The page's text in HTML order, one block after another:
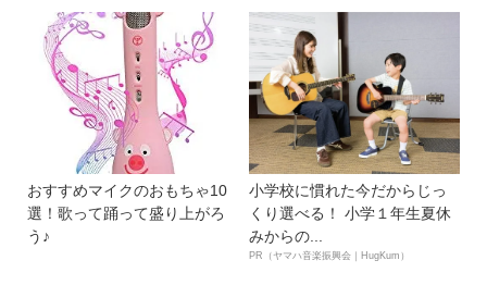
おすすめマイクのおもちゃ10
選！歌って踊って盛り上がろ
う♪
小学校に慣れた今だからじっ
くり選べる！ 小学１年生夏休
みからの...
PR（ヤマハ音楽振興会｜HugKum）